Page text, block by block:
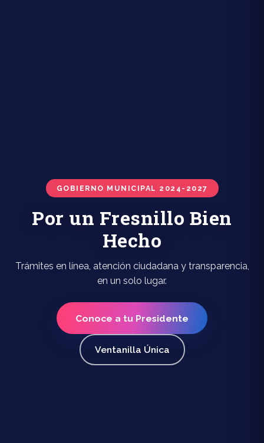
GOBIERNO MUNICIPAL 2024-2027
Por un Fresnillo Bien
Hecho
Trámites en línea, atención ciudadana y transparencia,
en un solo lugar.
Conoce a tu Presidente
Ventanilla Única